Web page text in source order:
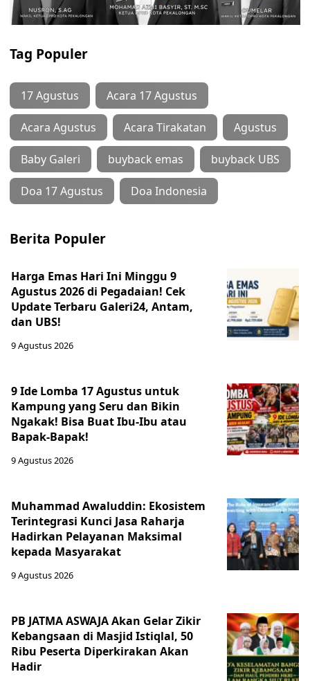
Tag Populer
17 Agustus Acara 17 Agustus
Acara Agustus Acara Tirakatan Agustus
Baby Galeri buyback emas buyback UBS
Doa 17 Agustus Doa Indonesia
Berita Populer
Harga Emas Hari Ini Minggu 9
Agustus 2026 di Pegadaian! Cek
Update Terbaru Galeri24, Antam,
dan UBS!
9 Agustus 2026
9 Ide Lomba 17 Agustus untuk
Kampung yang Seru dan Bikin
Ngakak! Bisa Buat Ibu-Ibu atau
Bapak-Bapak!
9 Agustus 2026
Muhammad Awaluddin: Ekosistem
Terintegrasi Kunci Jasa Raharja
Hadirkan Pelayanan Maksimal
kepada Masyarakat
9 Agustus 2026
PB JATMA ASWAJA Akan Gelar Zikir
Kebangsaan di Masjid Istiqlal, 50
Ribu Peserta Diperkirakan Akan
Hadir